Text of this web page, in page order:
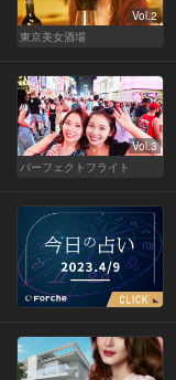
Vol.2
東京美女酒場
Vol.3
パーフェクトフライト